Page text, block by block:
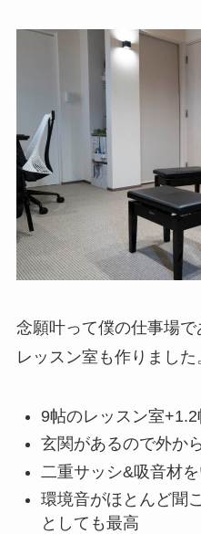
念願叶って僕の仕事場
レッスン室も作りました
9帖のレッスン室
玄関があるので外か
二重サッシ&吸音材
環境音がほとんど聞
としても最高